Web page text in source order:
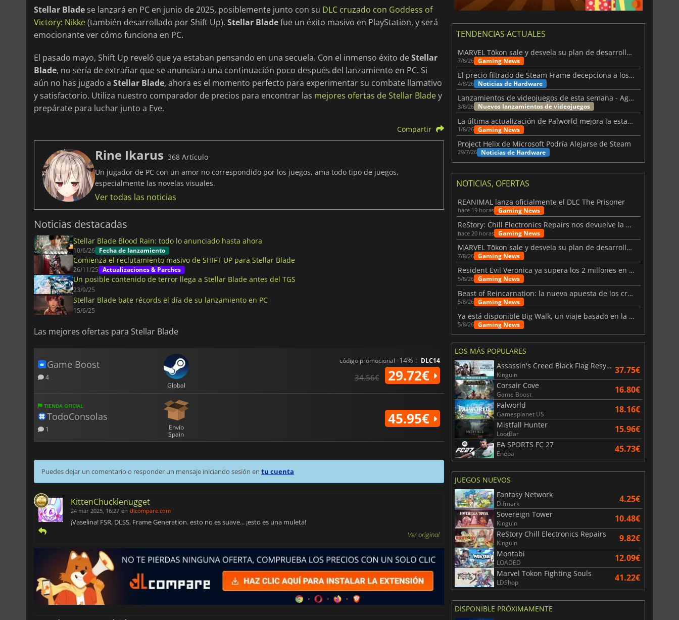
Stellar Blade se lanzará en PC en junio de 2025, posiblemente junto con su DLC cruzado con Goddess of
Victory: Nikke(también desarrollado por Shift Up). Stellar Bladefue un éxito masivo en PlayStation, y será
emocionante ver cómo funciona en PC.
El pasado mayo, Shift Up reveló que ya estaban pensando en una secuela. Con el inmenso éxito deStellar
Blade, no sería de extrañar que se anunciara una continuación poco después del lanzamiento en PC. Si
aún no has jugado a Stellar Blade, ahora es el momento perfecto para experimentar su combate llamativo
y satisfactorio. Utiliza nuestro comparador de precios para encontrar las mejores ofertas de Stellar Bladey
prepárate para luchar junto a Eve.
Compartir
Rine Ikarus 368 Artículo
Un jugador de PC con un amor no correspondido por los juegos, ama todo tipo de juegos,
especialmente las novelas visuales.
Ver todas las noticias
Noticias destacadas
Stellar Blade Blood Rain: todo lo anunciado hasta ahora
10/6/26 Fecha de lanzamiento
Comienza el reclutamiento masivo de SHIFT UP para Stellar Blade
26/11/25 Actualizaciones & Parches
Un posible contenido de terror llega a Stellar Blade antes del TGS
23/9/25
Stellar Blade bate récords el día de su lanzamiento en PC
15/6/25
Las mejores ofertas para Stellar Blade
Game Boost
4
Global
código promocional -14% : DLC14
34.56€ 29.72€
TIENDA OFICIAL
TodoConsolas
1
Envío
Spain
45.95€
Puedes dejar un comentario o responder un mensaje iniciando sesión en tu cuenta
KittenChucklenugget
24 mar 2025, 16:27 en dlcompare.com
¡Vaselina! FSR, DLSS, Frame Generation. esto no es suave... ¡esto es una muleta!
Ver original
TENDENCIAS ACTUALES
MARVEL Tōkon sale y desvela su plan de desarrollo para el primer año
7/8/26 Gaming News
El precio filtrado de Steam Frame decepciona a los usuarios
4/8/26 Noticias de Hardware
Lanzamientos de videojuegos de esta semana - Agosto de 2026 (semana 32)
3/8/26 Nuevos lanzamientos de videojuegos
La última actualización de Palworld mejora la estabilidad
1/8/26 Gaming News
Project Helix de Microsoft Podría Alejarse de Steam
29/7/26 Noticias de Hardware
NOTICIAS, OFERTAS
REANIMAL lanza oficialmente el DLC The Prisoner
hace 19 horas Gaming News
ReStory: Chill Electronics Repairs nos devuelve la nostalgia de los 2000
hace 20 horas Gaming News
MARVEL Tōkon sale y desvela su plan de desarrollo para el primer año
7/8/26 Gaming News
Resident Evil Veronica ya supera los 2 millones en listas de deseados
5/8/26 Gaming News
Beast of Reincarnation: la nueva apuesta de los creadores de Pokémon
5/8/26 Gaming News
Ya está disponible Big Walk, un viaje basado en la amistad
5/8/26 Gaming News
LOS MÁS POPULARES
Assassin's Creed Black Flag Resynced
Kinguin 37.75€
Corsair Cove
Game Boost 16.80€
Palworld
Gamesplanet US 18.16€
Mistfall Hunter
LootBar 15.96€
EA SPORTS FC 27
Eneba 45.73€
JUEGOS NUEVOS
Fantasy Network
Difmark 4.25€
Sovereign Tower
Kinguin 10.48€
ReStory Chill Electronics Repairs
Kinguin 9.82€
Montabi
LOADED 12.09€
Marvel Tokon Fighting Souls
LDShop 41.22€
DISPONIBLE PRÓXIMAMENTE